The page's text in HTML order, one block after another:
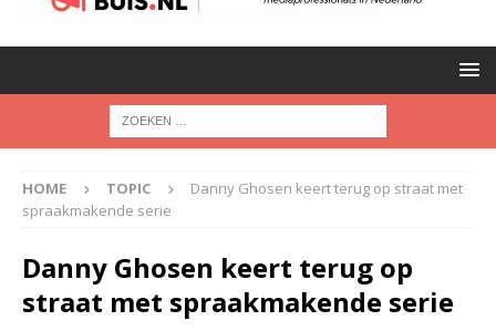
HOME TOPIC
Danny Ghosen keert terug op straat met
spraakmakende serie
Danny Ghosen keert terug op
straat met spraakmakende serie